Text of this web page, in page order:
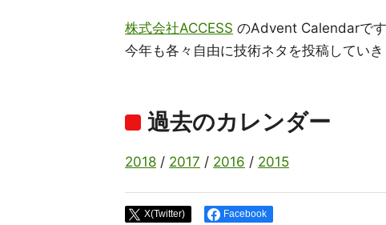
株式会社ACCESS のAdvent Calendarです
今年も各々自由に技術ネタを投稿してい
過去のカレンダー
2018 / 2017 / 2016 / 2015
X(Twitter) Facebook